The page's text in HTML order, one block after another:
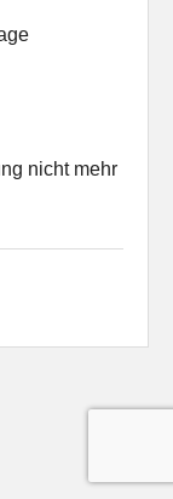
nicht mehr